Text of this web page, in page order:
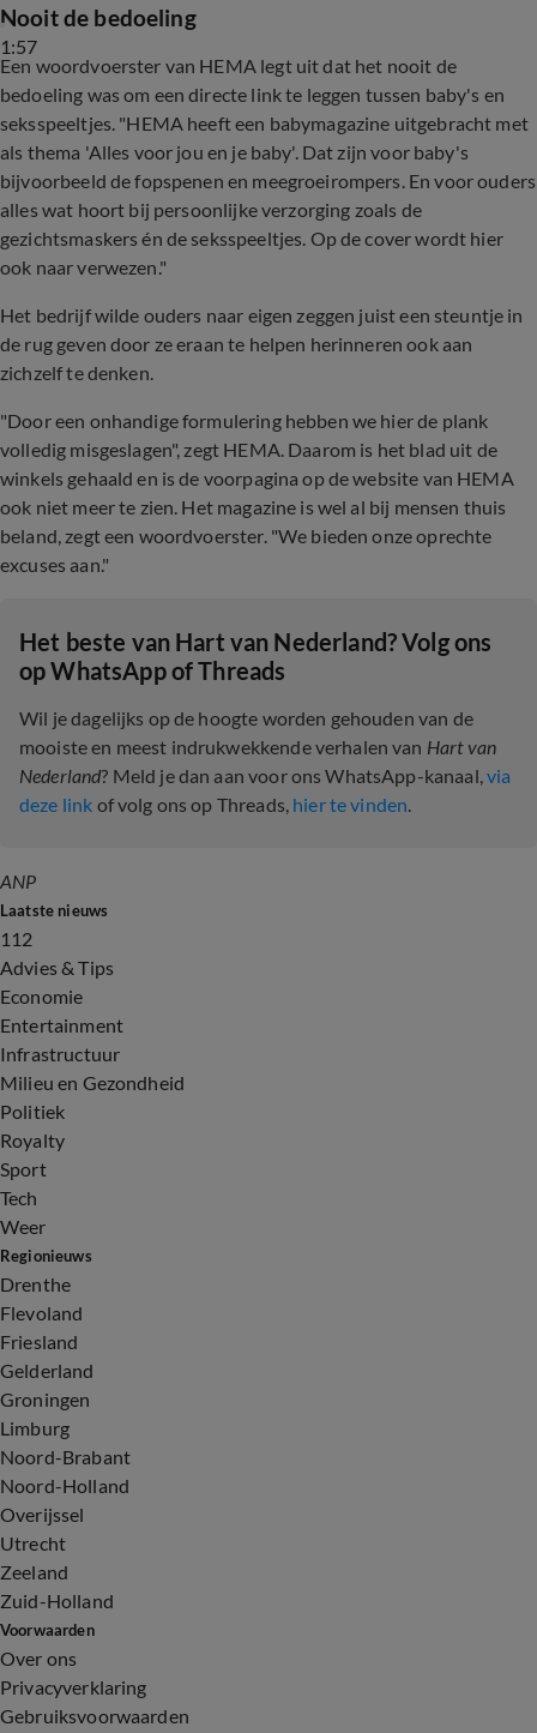
1:57
Nooit de bedoeling
Een woordvoerster van HEMA legt uit dat het nooit de
bedoeling was om een directe link te leggen tussen baby's en
seksspeeltjes. "HEMA heeft een babymagazine uitgebracht met
als thema 'Alles voor jou en je baby'. Dat zijn voor baby's
bijvoorbeeld de fopspenen en meegroeirompers. En voor ouders
alles wat hoort bij persoonlijke verzorging zoals de
gezichtsmaskers én de seksspeeltjes. Op de cover wordt hier
ook naar verwezen."
Het bedrijf wilde ouders naar eigen zeggen juist een steuntje in
de rug geven door ze eraan te helpen herinneren ook aan
zichzelf te denken.
"Door een onhandige formulering hebben we hier de plank
volledig misgeslagen", zegt HEMA. Daarom is het blad uit de
winkels gehaald en is de voorpagina op de website van HEMA
ook niet meer te zien. Het magazine is wel al bij mensen thuis
beland, zegt een woordvoerster. "We bieden onze oprechte
excuses aan."
Het beste van Hart van Nederland? Volg ons
op WhatsApp of Threads
Wil je dagelijks op de hoogte worden gehouden van de
mooiste en meest indrukwekkende verhalen van Hart van
Nederland? Meld je dan aan voor ons WhatsApp-kanaal,via
deze link of volg ons op Threads, hier te vinden.
ANP
Laatste nieuws
112
Advies & Tips
Economie
Entertainment
Infrastructuur
Milieu en Gezondheid
Politiek
Royalty
Sport
Tech
Weer
Regionieuws
Drenthe
Flevoland
Friesland
Gelderland
Groningen
Limburg
Noord-Brabant
Noord-Holland
Overijssel
Utrecht
Zeeland
Zuid-Holland
Voorwaarden
Over ons
Privacyverklaring
Gebruiksvoorwaarden